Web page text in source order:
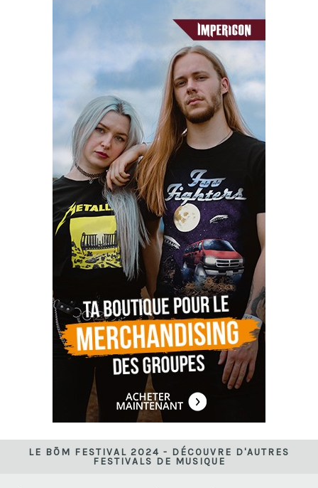
LE BŌM FESTIVAL 2024 - DÉCOUVRE D'AUTRES
FESTIVALS DE MUSIQUE